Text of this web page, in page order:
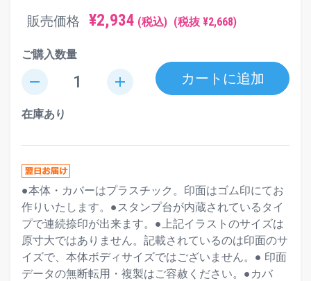
販売価格 ¥2,934 (税込) (税抜 ¥2,668)
ご購入数量
remove add カートに追加
在庫あり
●本体・カバーはプラスチック。印面はゴム印にてお
作りいたします。●スタンプ台が内蔵されているタイ
プで連続捺印が出来ます。●上記イラストのサイズは
原寸大ではありません。記載されているのは印面のサ
イズで、本体ボディサイズではございません。● 印面
データの無断転用・複製はご容赦ください。●カバ